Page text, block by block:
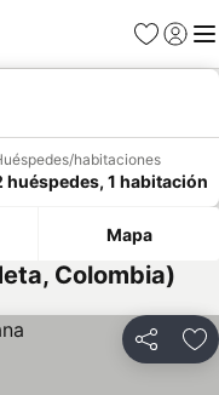
Favoritos
Iniciar
habitaciones
huéspedes, 1 habitación
Mapa
Colombia)
Compartir